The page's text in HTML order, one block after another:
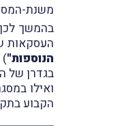
משנת-המס 2024 לנַכּוֹת מהכנסותיהם הוצאה בשיעור של 30% מהמחזוֹר, חֶלף ניכוי הוצאות בפועל.
העסקאות
הנוספות"(
בגדרן של
ואילו
הקבוע